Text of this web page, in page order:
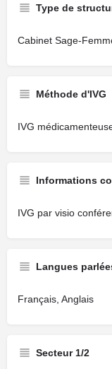
Type de
Cabinet Sage-
Méthode d'IVG
IVG
Informations
IVG par visio
Langues
Français, Anglais
Secteur 1/2